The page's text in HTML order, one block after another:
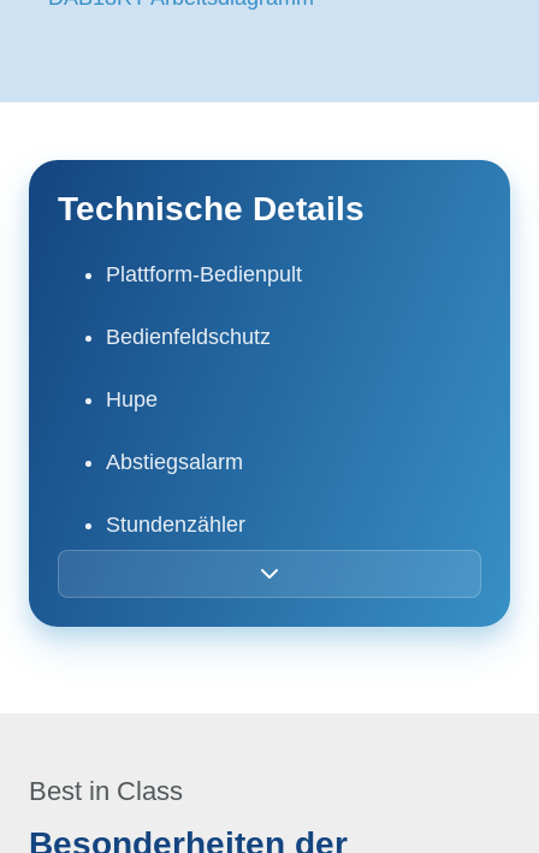
Technische Details
Plattform-Bedienpult
Bedienfeldschutz
Hupe
Abstiegsalarm
Stundenzähler
Tank- / Batterieladungsanzeige
Anlasser und Notpumpe
Best in Class
Besonderheiten der